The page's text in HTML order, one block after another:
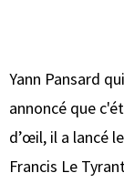
Yann Pansard
annoncé que
d’œil, il a lancé
Francis Le